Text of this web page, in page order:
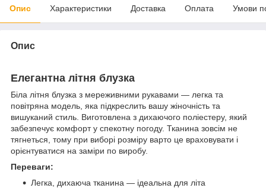
Опис Характеристики Доставка Оплата Умови
Опис
Елегантна літня блузка
Біла літня блузка з мереживними рукавами — легка та
повітряна модель, яка підкреслить вашу жіночність та
вишуканий стиль. Виготовлена з дихаючого поліестеру, який
забезпечує комфорт у спекотну погоду. Тканина зовсім не
тягнеться, тому при виборі розміру варто це враховувати і
орієнтуватися на заміри по виробу.
Переваги:
Легка, дихаюча тканина — ідеальна для літа